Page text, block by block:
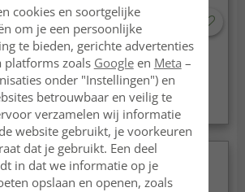
Rond vloerkleed - Perugia
(roze)
109.99 € 149.99 €
cookies en soortgelijke
om je een persoonlijke
te bieden, gerichte advertenties
platforms zoals Googleen Meta –
onder "Instellingen") en
betrouwbaar en veilig te
verzamelen wij informatie
website gebruikt, je voorkeuren
dat je gebruikt. Een deel
in dat we informatie op je
opslaan en openen, zoals